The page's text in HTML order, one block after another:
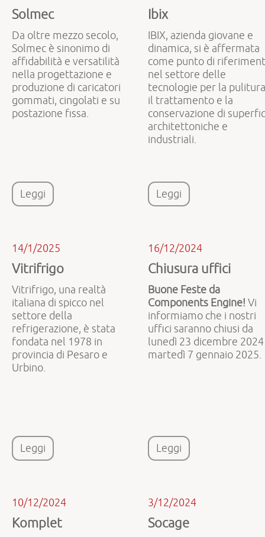
Solmec
Da oltre mezzo secolo,
Solmec è sinonimo di
affidabilità e versatilità
nella progettazione e
produzione di caricatori
gommati, cingolati e su
postazione fissa.
Leggi
Ibix
IBIX, azienda giovane e
dinamica, si è affermata
come punto di
nel settore delle
tecnologie per la
il trattamento e la
conservazione di
architettoniche e
industriali.
Leggi
14/1/2025
Vitrifrigo
Vitrifrigo, una realtà
italiana di spicco nel
settore della
refrigerazione, è stata
fondata nel 1978 in
provincia di Pesaro e
Urbino.
Leggi
16/12/2024
Chiusura uffici
Buone Feste da
Components Engine! Vi
informiamo che i nostri
uffici saranno chiusi da
lunedì 23 dicembre
martedì 7 gennaio 2025.
Leggi
10/12/2024
Komplet
3/12/2024
Socage